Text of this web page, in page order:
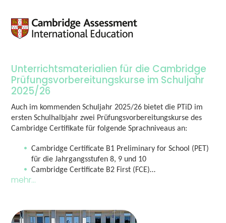
Unterrichtsmaterialien für die Cambridge
Prüfungsvorbereitungskurse im Schuljahr
2025/26
Auch im kommenden Schuljahr 2025/26 bietet die PTiD im
ersten Schulhalbjahr zwei Prüfungsvorbereitungskurse des
Cambridge Certifikate für folgende Sprachniveaus an:
Cambridge Certificate B1 Preliminary for School (PET)
für die Jahrgangsstufen 8, 9 und 10
Cambridge Certificate B2 First (FCE)…
mehr...